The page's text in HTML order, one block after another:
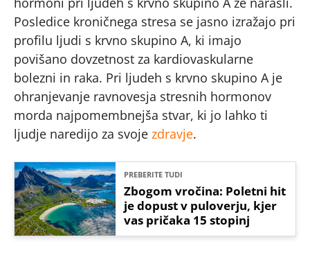
Posledice kroničnega stresa se jasno izražajo pri
profilu ljudi s krvno skupino A, ki imajo
povišano dovzetnost za kardiovaskularne
bolezni in raka. Pri ljudeh s krvno skupino A je
ohranjevanje ravnovesja stresnih hormonov
morda najpomembnejša stvar, ki jo lahko ti
ljudje naredijo za svoje zdravje.
PREBERITE TUDI
Zbogom vročina: Poletni hit
je dopust v puloverju, kjer
vas pričaka 15 stopinj